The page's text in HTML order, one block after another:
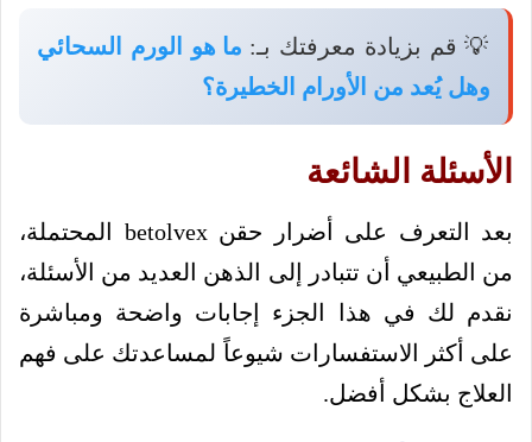
💡 قم بزيادة معرفتك بـ: ما هو الورم السحائي
وهل يُعد من الأورام الخطيرة؟
الأسئلة الشائعة
بعد التعرف على أضرار حقن betolvex المحتملة،
من الطبيعي أن تتبادر إلى الذهن العديد من الأسئلة،
نقدم لك في هذا الجزء إجابات واضحة ومباشرة
على أكثر الاستفسارات شيوعاً لمساعدتك على فهم
العلاج بشكل أفضل.